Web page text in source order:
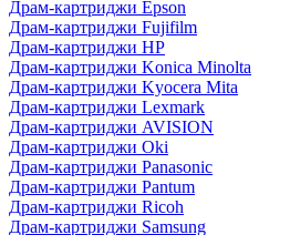
Драм-картриджи Epson
Драм-картриджи Fujifilm
Драм-картриджи HP
Драм-картриджи Konica Minolta
Драм-картриджи Kyocera Mita
Драм-картриджи Lexmark
Драм-картриджи AVISION
Драм-картриджи Oki
Драм-картриджи Panasonic
Драм-картриджи Pantum
Драм-картриджи Ricoh
Драм-картриджи Samsung